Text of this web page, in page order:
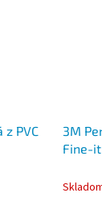
z PVC
3M
Fine-